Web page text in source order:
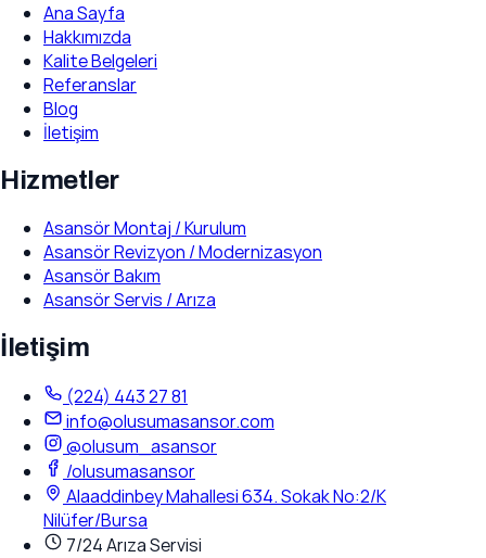
Ana Sayfa
Hakkımızda
Kalite Belgeleri
Referanslar
Blog
İletişim
Hizmetler
Asansör Montaj / Kurulum
Asansör Revizyon / Modernizasyon
Asansör Bakım
Asansör Servis / Arıza
İletişim
(224) 443 27 81
info@olusumasansor.com
@olusum_asansor
/olusumasansor
Alaaddinbey Mahallesi 634. Sokak No:2/K
Nilüfer/Bursa
7/24 Arıza Servisi